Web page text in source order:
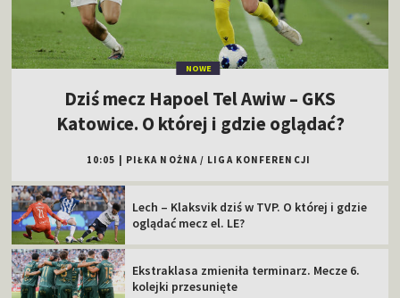
NOWE
Dziś mecz Hapoel Tel Awiw – GKS
Katowice. O której i gdzie oglądać?
10:05 PIŁKA NOŻNA / LIGA KONFERENCJI
Lech – Klaksvik dziś w TVP. O której i gdzie
oglądać mecz el. LE?
Ekstraklasa zmieniła terminarz. Mecze 6.
kolejki przesunięte